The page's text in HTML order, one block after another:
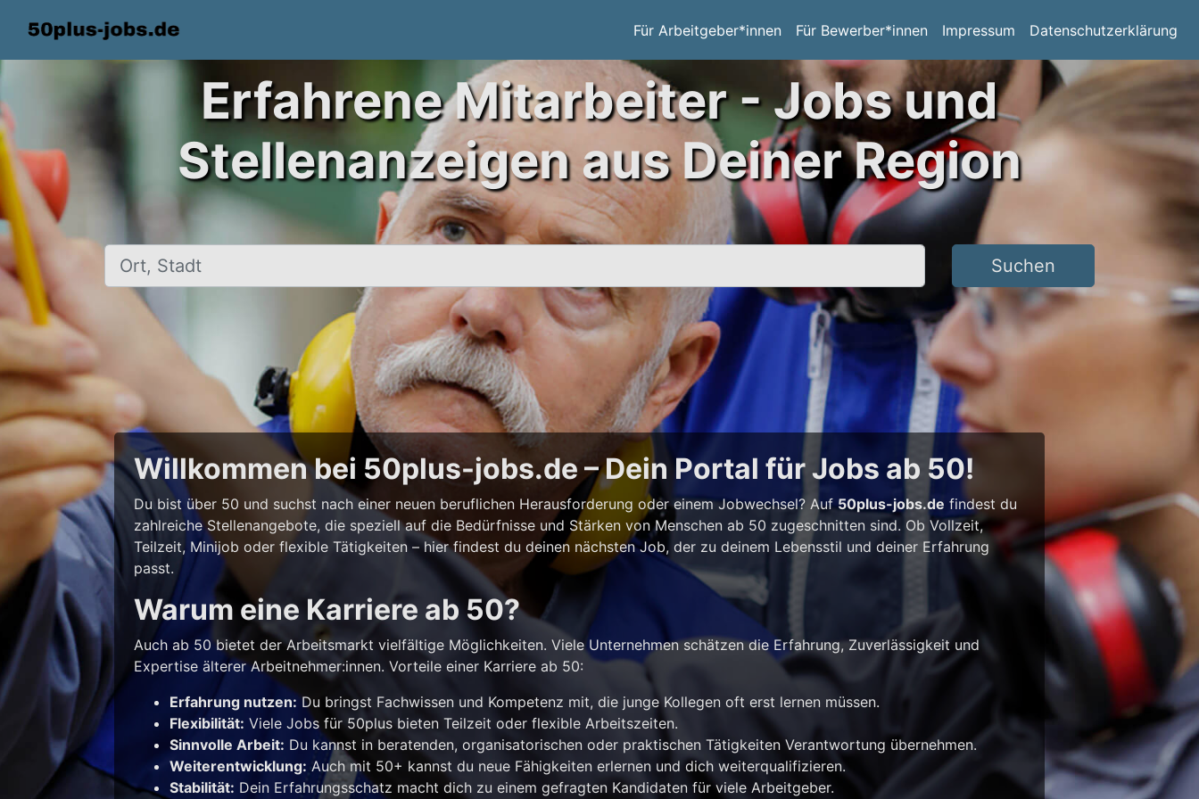
Für Arbeitgeber*innen Für Bewerber*innen Impressum Datenschutzerklärung
Erfahrene Mitarbeiter - Jobs und
Stellenanzeigen aus Deiner Region
Ort, Stadt Suchen
Willkommen bei 50plus-jobs.de – Dein Portal für Jobs ab 50!
Du bist über 50 und suchst nach einer neuen beruflichen Herausforderung oder einem Jobwechsel? Auf50plus-jobs.de findest du
zahlreiche Stellenangebote, die speziell auf die Bedürfnisse und Stärken von Menschen ab 50 zugeschnitten sind. Ob Vollzeit,
Teilzeit, Minijob oder flexible Tätigkeiten – hier findest du deinen nächsten Job, der zu deinem Lebensstil und deiner Erfahrung
passt.
Warum eine Karriere ab 50?
Auch ab 50 bietet der Arbeitsmarkt vielfältige Möglichkeiten. Viele Unternehmen schätzen die Erfahrung, Zuverlässigkeit und
Expertise älterer Arbeitnehmer:innen. Vorteile einer Karriere ab 50:
Erfahrung nutzen: Du bringst Fachwissen und Kompetenz mit, die junge Kollegen oft erst lernen müssen.
Flexibilität: Viele Jobs für 50plus bieten Teilzeit oder flexible Arbeitszeiten.
Sinnvolle Arbeit: Du kannst in beratenden, organisatorischen oder praktischen Tätigkeiten Verantwortung übernehmen.
Weiterentwicklung: Auch mit 50+ kannst du neue Fähigkeiten erlernen und dich weiterqualifizieren.
Stabilität: Dein Erfahrungsschatz macht dich zu einem gefragten Kandidaten für viele Arbeitgeber.